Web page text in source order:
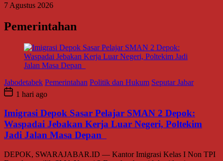
7 Agustus 2026
Pemerintahan
Jabodetabek Pemerintahan Politik dan Hukum Seputar Jabar
1 hari ago
Imigrasi Depok Sasar Pelajar SMAN 2 Depok:
Waspadai Jebakan Kerja Luar Negeri, Poltekim
Jadi Jalan Masa Depan
DEPOK, SWARAJABAR.ID — Kantor Imigrasi Kelas I Non TPI